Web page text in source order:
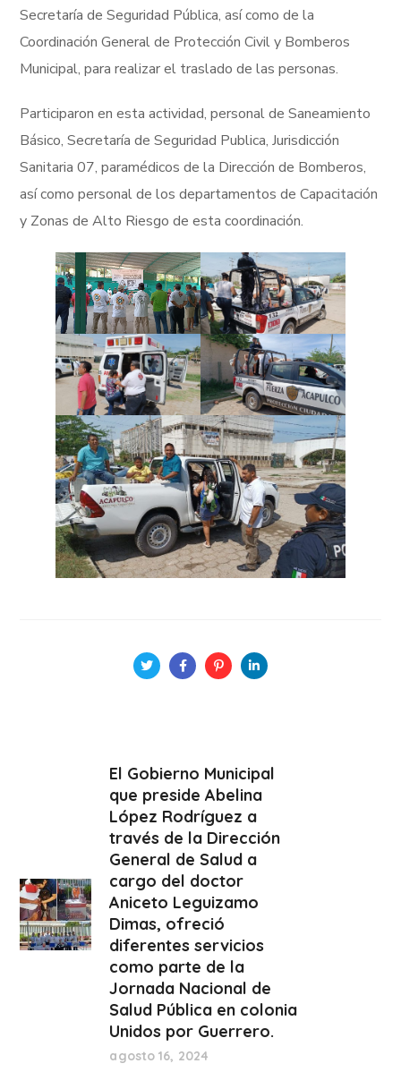
Secretaría de Seguridad Pública, así como de la
Coordinación General de Protección Civil y Bomberos
Municipal, para realizar el traslado de las personas.
Participaron en esta actividad, personal de Saneamiento
Básico, Secretaría de Seguridad Publica, Jurisdicción
Sanitaria 07, paramédicos de la Dirección de Bomberos,
así como personal de los departamentos de Capacitación
y Zonas de Alto Riesgo de esta coordinación.
El Gobierno Municipal
que preside Abelina
López Rodríguez a
través de la Dirección
General de Salud a
cargo del doctor
Aniceto Leguizamo
Dimas, ofreció
diferentes servicios
como parte de la
Jornada Nacional de
Salud Pública en colonia
Unidos por Guerrero.
agosto 16, 2024